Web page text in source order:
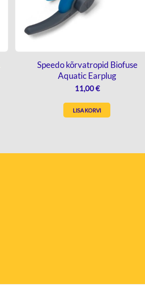
Speedo kõrvatropid Biofuse
Aquatic Earplug
11,00€
LISA KORVI